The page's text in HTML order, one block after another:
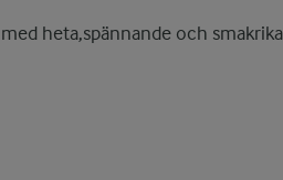
heta,spännande och